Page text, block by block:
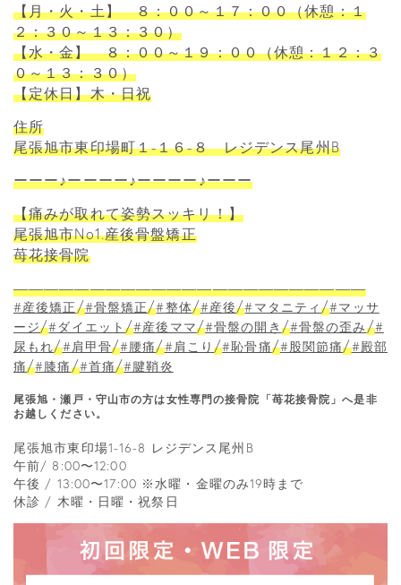
【月・火・土】 ８：００～１７：００（休憩：１
２：３０～１３：３０）
【水・金】 ８：００～１９：００（休憩：１２：３
０～１３：３０）
【定休日】木・日祝
住所
尾張旭市東印場町１-１６-８ レジデンス尾州B
ーーー♪ーーーー♪ーーーー♪ーーー
【痛みが取れて姿勢スッキリ！】
尾張旭市No1.産後骨盤矯正
苺花接骨院
―――――――――――――――――――――――
#産後矯正/#骨盤矯正/#整体/#産後/#マタニティ/#マッサ
ージ/#ダイエット/#産後ママ/#骨盤の開き /#骨盤の歪み/#
尿もれ/#肩甲骨/#腰痛/#肩こり/#恥骨痛/#股関節痛/#殿部
痛/#膝痛/#首痛/#腱鞘炎
尾張旭・瀬戸・守山市の方は女性専門の接骨院「苺花接骨院」へ是非
お越しください。
尾張旭市東印場1-16-8 レジデンス尾州B
午前/ 8:00〜12:00
午後 / 13:00〜17:00 ※水曜・金曜のみ19時まで
休診 / 木曜・日曜・祝祭日